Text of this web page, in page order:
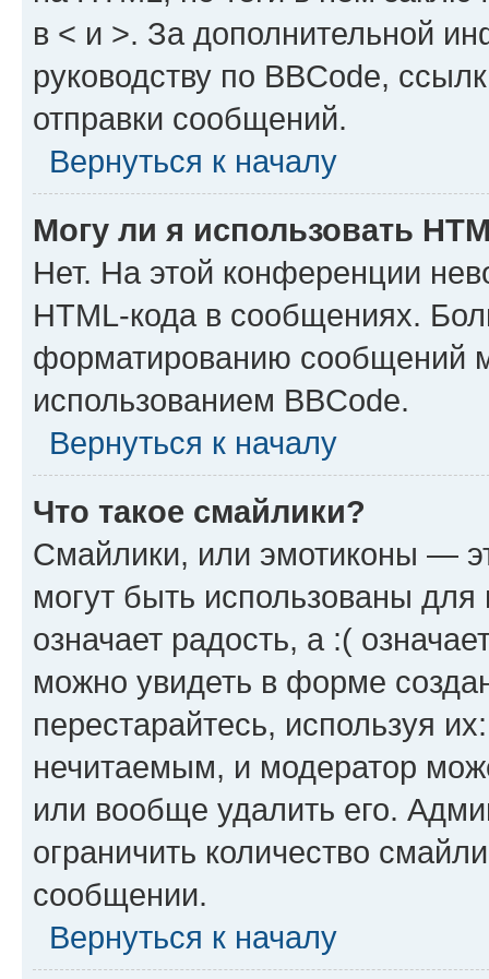
в < и >. За дополнительной
руководству по BBCode,
отправки сообщений.
Вернуться к началу
Могу ли я использовать
Нет. На этой конференции
HTML-кода в сообщениях.
форматированию сообщений
использованием BBCode.
Вернуться к началу
Что такое смайлики?
Смайлики, или эмотиконы —
могут быть использованы
означает радость, а :(
можно увидеть в форме
перестарайтесь, используя
нечитаемым, и модератор
или вообще удалить его.
ограничить количество
сообщении.
Вернуться к началу